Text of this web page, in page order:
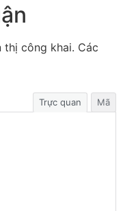
thị công khai. Các
Trực quan Mã